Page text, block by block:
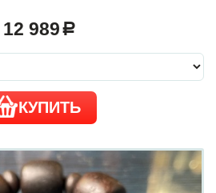
12 989 a
КУПИТЬ